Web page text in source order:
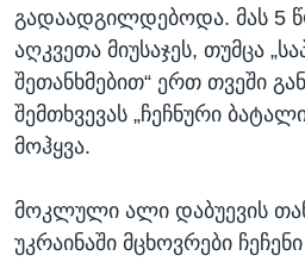
გადაადგილდებოდა. მას 5
აღკვეთა მიუსაჯეს, თუმცა
შეთანხმებით“ ერთ თვეში
შემთხვევას „ჩეჩნური
მოჰყვა.
მოკლული ალი დაბუევის
უკრაინაში მცხოვრები